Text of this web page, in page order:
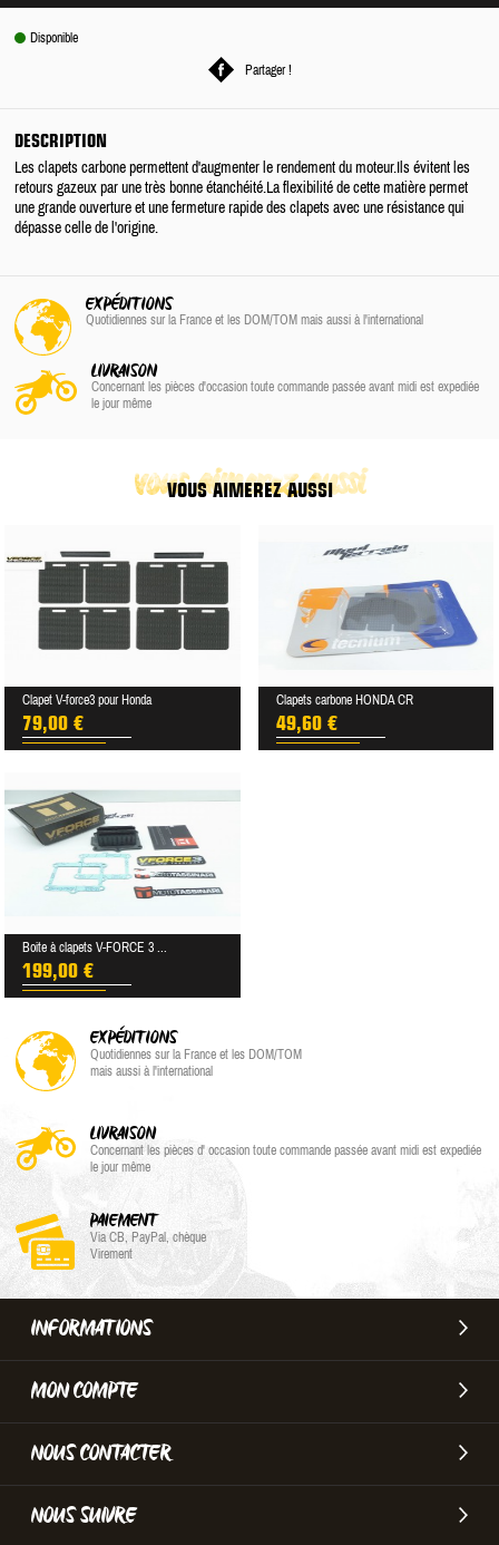
Disponible
Partager !
DESCRIPTION
Les clapets carbone permettent d'augmenter le rendement du moteur.Ils évitent les
retours gazeux par une très bonne étanchéité.La flexibilité de cette matière permet
une grande ouverture et une fermeture rapide des clapets avec une résistance qui
dépasse celle de l'origine.
EXPÉDITIONS
Quotidiennes sur la Franceet les DOM/TOM mais aussi à l'international
LIVRAISON
Concernant les pièces d'occasion toute commande passée avant midi est expediée
le jour même
VOUS AIMEREZ AUSSI
vous aimerez aussi
Clapet V-force3 pour Honda
79,00 €
Clapets carbone HONDA CR
49,60 €
Boite à clapets V-FORCE 3 ...
199,00 €
EXPÉDITIONS
Quotidiennes sur la France et les DOM/TOM
mais aussi à l'international
LIVRAISON
Concernant les pièces d' occasion toute commande passée avant midi est expediée
le jour même
PAIEMENT
Via CB, PayPal, chèque
Virement
INFORMATIONS
MON COMPTE
NOUS CONTACTER
NOUS SUIVRE